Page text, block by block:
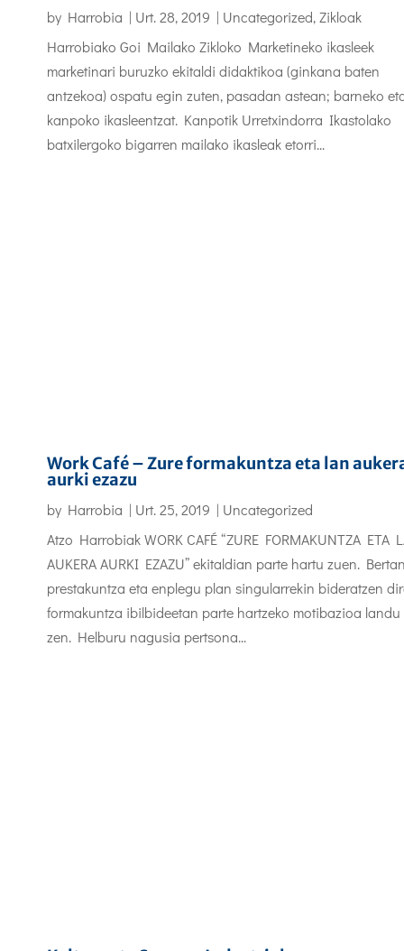
by Harrobia | Urt. 28, 2019 | Uncategorized,Zikloak
Harrobiako Goi Mailako Zikloko Marketineko ikasleek
marketinari buruzko ekitaldi didaktikoa (ginkana baten
antzekoa) ospatu egin zuten, pasadan astean; barneko
kanpoko ikasleentzat. Kanpotik Urretxindorra Ikastolako
batxilergoko bigarren mailako ikasleak etorri...
Work Café – Zure formakuntza eta lan
aurki ezazu
by Harrobia | Urt. 25, 2019 | Uncategorized
Atzo Harrobiak WORK CAFÉ “ZURE FORMAKUNTZA ETA
AUKERA AURKI EZAZU” ekitaldian parte hartu zuen.
prestakuntza eta enplegu plan singularrekin bideratzen
formakuntza ibilbideetan parte hartzeko motibazioa landu
zen. Helburu nagusia pertsona...